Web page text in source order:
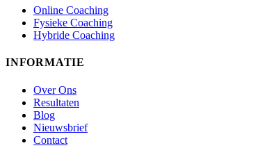
Online Coaching
Fysieke Coaching
Hybride Coaching
INFORMATIE
Over Ons
Resultaten
Blog
Nieuwsbrief
Contact